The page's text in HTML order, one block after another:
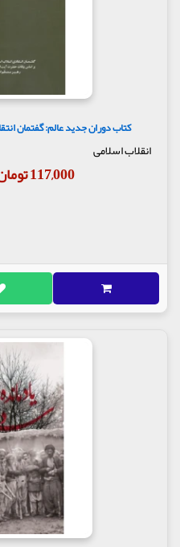
کتاب دوران جدید عالم: گفتمان
انقلاب اسلامی
117,000 تومان